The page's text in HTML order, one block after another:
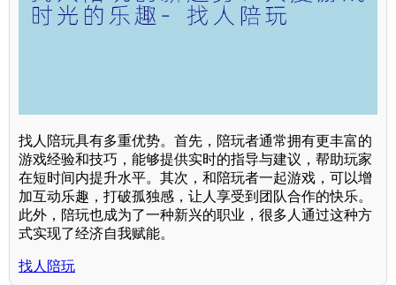
找人陪玩具有多重优势。首先，陪玩者通常拥有更丰富的
游戏经验和技巧，能够提供实时的指导与建议，帮助玩家
在短时间内提升水平。其次，和陪玩者一起游戏，可以增
加互动乐趣，打破孤独感，让人享受到团队合作的快乐。
此外，陪玩也成为了一种新兴的职业，很多人通过这种方
式实现了经济自我赋能。
找人陪玩